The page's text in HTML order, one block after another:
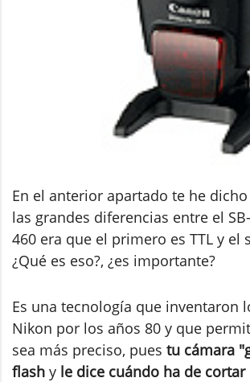
En el anterior apartado te he
las grandes diferencias entre el
460 era que el primero es TTL y el
¿Qué es eso?, ¿es importante?
Es una tecnología que inventaron
Nikon por los años 80 y que
sea más preciso, pues tu cámara
flash y le dice cuándo ha de